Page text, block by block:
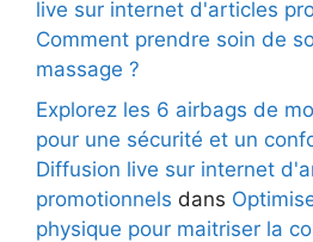
live sur internet d'articles
Comment prendre soin de
massage ?
Explorez les 6 airbags de
pour une sécurité et un
Diffusion live sur internet
promotionnels dans
physique pour maitriser la